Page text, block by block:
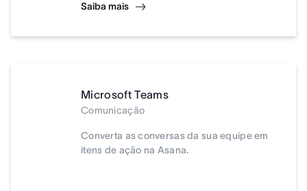
Saiba mais
Microsoft Teams
Comunicação
Converta as conversas da sua equipe em
itens de ação na Asana.